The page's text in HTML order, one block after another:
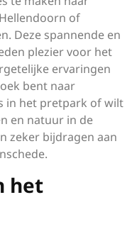
of
Deze spannende en
plezier voor het
ervaringen
bent naar
in het pretpark of wilt
en natuur in de
zeker bijdragen aan
het